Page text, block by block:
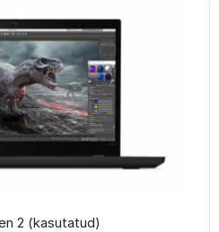
2 (kasutatud)